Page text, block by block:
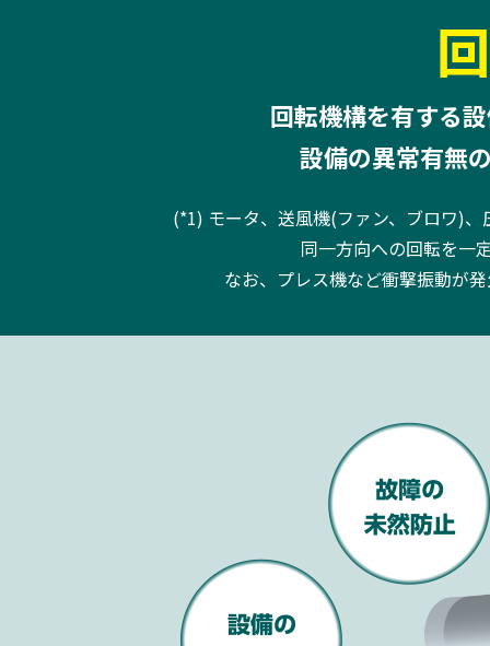
回転機構を有する
設備の異常有無
(*1) モータ、送風機(ファン、ブロワ)
同一方向への回転を一
なお、プレス機など衝撃振動が